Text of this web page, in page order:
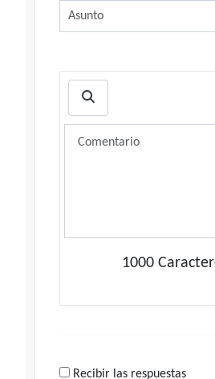
1000
Recibir las respuestas